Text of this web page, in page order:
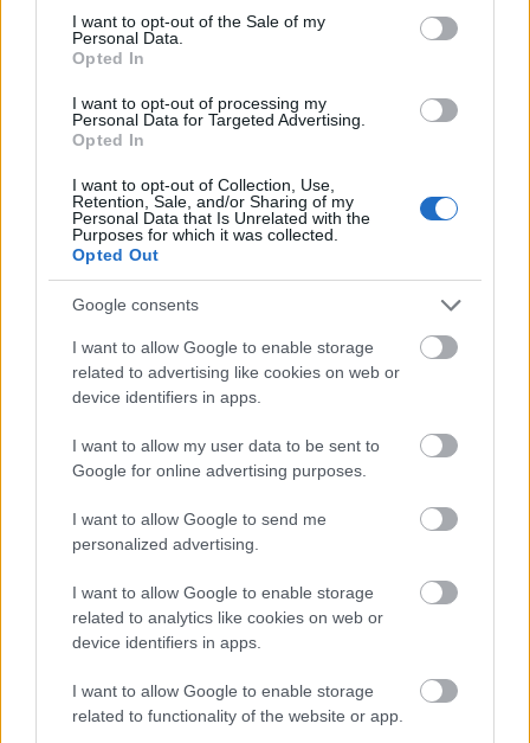
consent section.
I want to opt-out of the Sale of my
Personal Data.
Opted In
I want to opt-out of processing my
Personal Data for Targeted Advertising.
Opted In
I want to opt-out of Collection, Use,
Retention, Sale, and/or Sharing of my
Personal Data that Is Unrelated with the
Purposes for which it was collected.
Opted Out
Google consents
I want to allow Google to enable storage
related to advertising like cookies on web or
device identifiers in apps.
I want to allow my user data to be sent to
Google for online advertising purposes.
I want to allow Google to send me
personalized advertising.
I want to allow Google to enable storage
related to analytics like cookies on web or
device identifiers in apps.
I want to allow Google to enable storage
related to functionality of the website or app.
Lesz mit lapozgatnia a zenerajongóknak, az már
szent! Egy egész sor olvasmány lát majd napvilágot
az év folyamán, ezek között ott leszBrian Johnson